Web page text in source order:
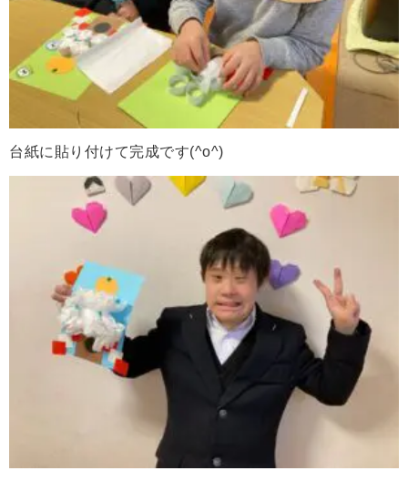
台紙に貼り付けて完成です(^o^)